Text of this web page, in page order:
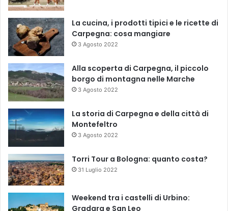
La cucina, i prodotti tipici e le ricette di
Carpegna: cosa mangiare
3 Agosto 2022
Alla scoperta di Carpegna, il piccolo
borgo di montagna nelle Marche
3 Agosto 2022
La storia di Carpegna e della città di
Montefeltro
3 Agosto 2022
Torri Tour a Bologna: quanto costa?
31 Luglio 2022
Weekend tra i castelli di Urbino:
Gradara e San Leo